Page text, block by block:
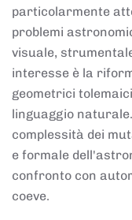
particolarmente
problemi
visuale,
interesse è la
geometrici
linguaggio
complessità dei
e formale
confronto con
coeve.